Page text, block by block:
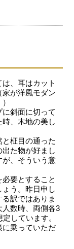
、耳はカット
家が洋風モダン
斜面に切って
、木地の美し
柾目の通った
た物が好まし
が、そういう意
要とすること
う。昨日申し
訳ではありま
数時、両側各3
しています。
に乗っていただ